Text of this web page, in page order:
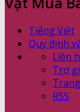
Tiếng Việt
Quy định
Liên
Trợ
RSS